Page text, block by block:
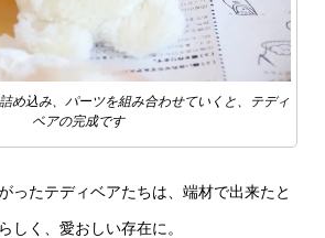
め込み、パーツを組み合わせていくと、テディ
ベアの完成です
ったテディベアたちは、端材で出来たと
しく、愛おしい存在に。